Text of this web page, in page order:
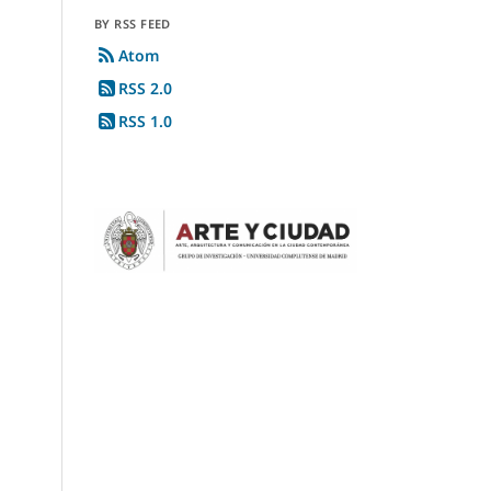
BY RSS FEED
Atom
RSS 2.0
RSS 1.0